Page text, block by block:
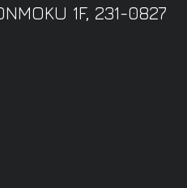
1F, 231-0827